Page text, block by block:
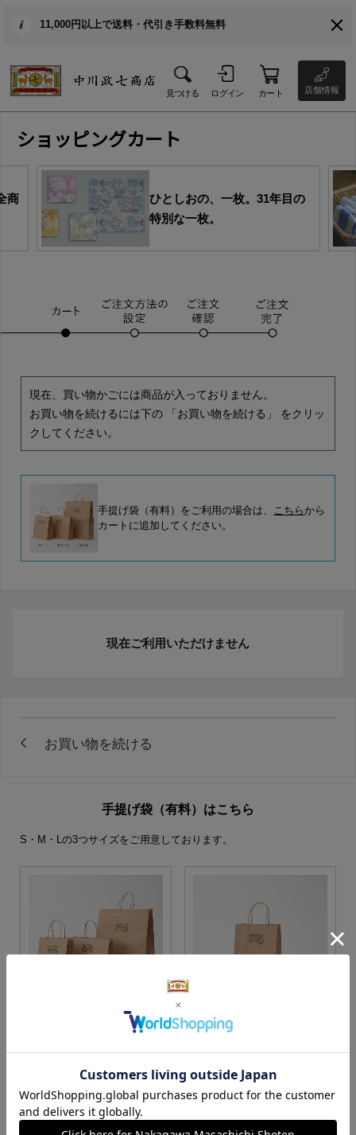
11,000円以上で送料・代引き手数料無料
見つける ログイン カート 店舗情報
ショッピングカート
商
ひとしおの、一枚。31年目の
特別な一枚。
現在、買い物かごには商品が入っておりません。
お買い物を続けるには下の 「お買い物を続ける」 をクリッ
クしてください。
手提げ袋（有料）をご利用の場合は、 こちらから
カートに追加してください。
現在ご利用いただけません
手提げ袋（有料）はこちら
S・M・Lの3つサイズをご用意しております。
S・M・Lサイズより当店に
カートに入れる
Sサイズ
カートに入れる